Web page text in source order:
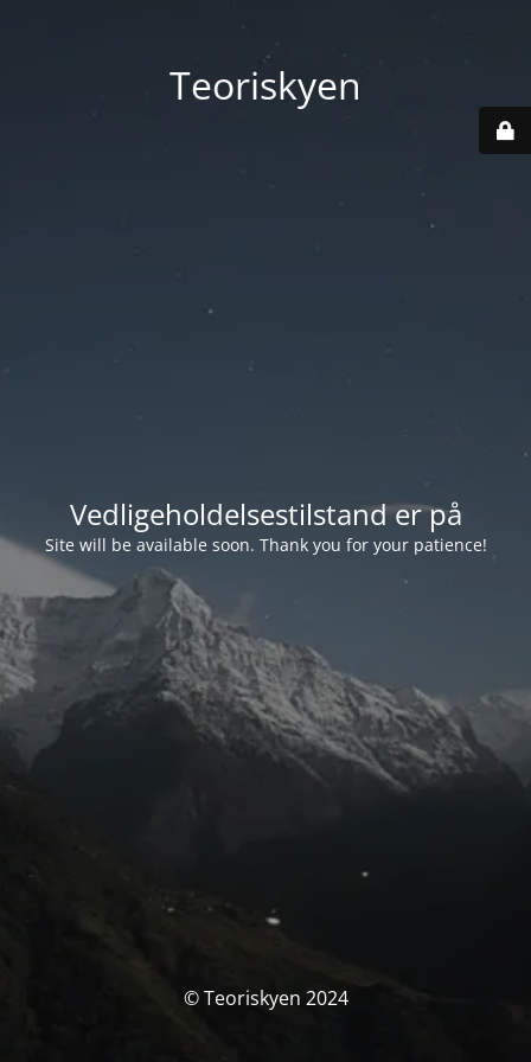
Teoriskyen
Vedligeholdelsestilstand er på
Site will be available soon. Thank you for your patience!
© Teoriskyen 2024